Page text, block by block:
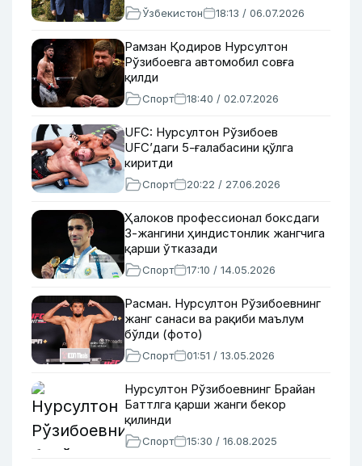
Ўзбекистон 18:13 / 06.07.2026
Рамзан Қодиров Нурсултон
Рўзибоевга автомобил совға
қилди
Спорт 18:40 / 02.07.2026
UFC: Нурсултон Рўзибоев
UFC’даги 5-ғалабасини қўлга
киритди
Спорт 20:22 / 27.06.2026
Ҳалоков профессионал боксдаги
3-жангини ҳиндистонлик жангчига
қарши ўтказади
Спорт 17:10 / 14.05.2026
Расман. Нурсултон Рўзибоевнинг
жанг санаси ва рақиби маълум
бўлди (фото)
Спорт 01:51 / 13.05.2026
Нурсултон Рўзибоевнинг Брайан
Баттлга қарши жанги бекор
қилинди
Спорт 15:30 / 16.08.2025